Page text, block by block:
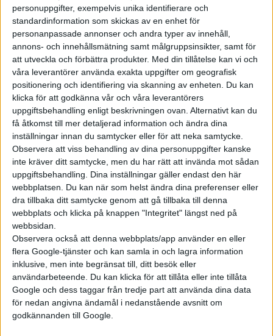
personuppgifter, exempelvis unika identifierare och
standardinformation som skickas av en enhet för
personanpassade annonser och andra typer av innehåll,
annons- och innehållsmätning samt målgruppsinsikter, samt för
att utveckla och förbättra produkter. Med din tillåtelse kan vi och
våra leverantörer använda exakta uppgifter om geografisk
positionering och identifiering via skanning av enheten. Du kan
klicka för att godkänna vår och våra leverantörers
uppgiftsbehandling enligt beskrivningen ovan. Alternativt kan du
få åtkomst till mer detaljerad information och ändra dina
inställningar innan du samtycker eller för att neka samtycke.
Observera att viss behandling av dina personuppgifter kanske
inte kräver ditt samtycke, men du har rätt att invända mot sådan
uppgiftsbehandling. Dina inställningar gäller endast den här
webbplatsen. Du kan när som helst ändra dina preferenser eller
dra tillbaka ditt samtycke genom att gå tillbaka till denna
webbplats och klicka på knappen "Integritet" längst ned på
webbsidan.
Observera också att denna webbplats/app använder en eller
flera Google-tjänster och kan samla in och lagra information
inklusive, men inte begränsat till, ditt besök eller
användarbeteende. Du kan klicka för att tillåta eller inte tillåta
Google och dess taggar från tredje part att använda dina data
för nedan angivna ändamål i nedanstående avsnitt om
godkännanden till Google.
snabbladda med upp till 330 kW och fylla batteriet från 10 till
80 procent på 22 minuter. Ombordladdaren är på 11 kW, men
det ska gå att få en på 22 kW som tillval. Utöver bagaget som
rymmer 570 liter hittas det en stor frunk på 128 liter under
huven fram och GLC 400 4MATIC kan dra släp på upp till 2,4 ton.
Mercedes lägger sig alltså 20.000 kronor över konkurrenten
BMW iX3, som har en längre räckvidd på upp till 80 mil. Med
paketet Advance Edition ingår en del utrustning hops Mercedes
GLC som MBUX Hyperscreen, som nu utgörs av en enda skärm